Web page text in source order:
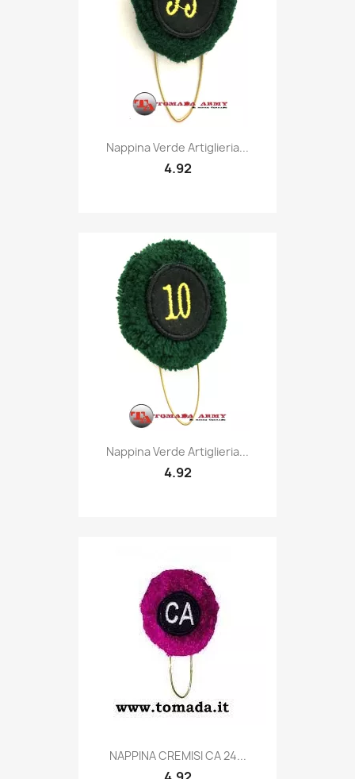
Quick view
Nappina Verde Artiglieria...
4.92
Quick view
Nappina Verde Artiglieria...
4.92
Quick view
NAPPINA CREMISI CA 24...